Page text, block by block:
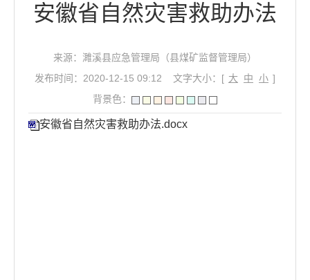
安徽省自然灾害救助办法
来源：濉溪县应急管理局（县煤矿监督管理局）
发布时间：2020-12-15 09:12
文字大小：[ 大 中 小 ]
背景色：
安徽省自然灾害救助办法.docx